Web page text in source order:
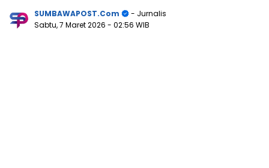
SUMBAWAPOST.com
- Jurnalis
Sabtu, 7 Maret 2026 - 02:56 WIB